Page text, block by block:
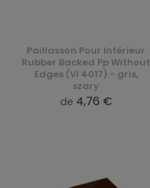
Paillasson Pour Intérieur
Rubber Backed Pp Without
Edges (Vi 4017) - gris,
szary
de 4,76 €